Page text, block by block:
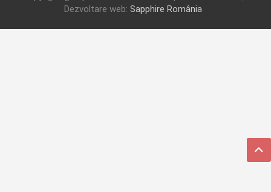
Dezvoltare web: Sapphire România